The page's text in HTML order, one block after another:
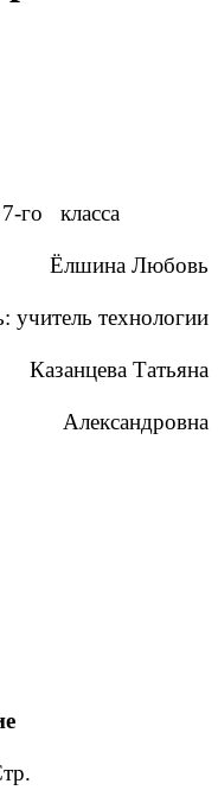
го класса
Ёлшина Любовь
учитель технологии
Казанцева Татьяна
Александровна